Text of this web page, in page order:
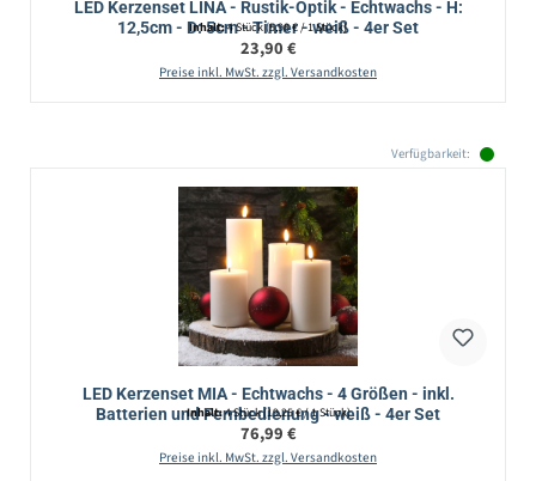
LED Kerzenset LINA - Rustik-Optik - Echtwachs - H:
12,5cm - D: 5cm - Timer - weiß - 4er Set
Inhalt:4 Stück(5,98 € / 1 Stück)
Regulärer Preis:
23,90 €
Preise inkl. MwSt. zzgl. Versandkosten
Verfügbarkeit:
LED Kerzenset MIA - Echtwachs - 4 Größen - inkl.
Batterien und Fernbedienung - weiß - 4er Set
Inhalt:4 Stück(19,25 € / 1 Stück)
Regulärer Preis:
76,99 €
Preise inkl. MwSt. zzgl. Versandkosten